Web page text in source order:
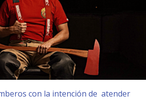
con la intención de atender